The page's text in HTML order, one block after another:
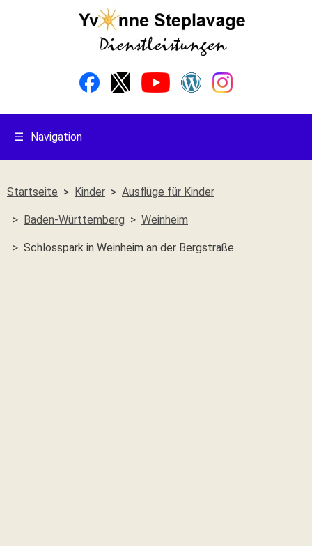
☰ Navigation
Startseite Kinder Ausflüge für Kinder
Baden-Württemberg Weinheim
Schlosspark in Weinheim an der Bergstraße